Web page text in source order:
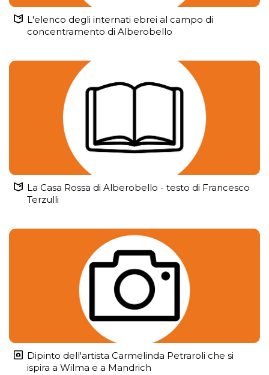
L'elenco degli internati ebrei al campo di
concentramento di Alberobello
La Casa Rossa di Alberobello - testo di Francesco
Terzulli
Dipinto dell'artista Carmelinda Petraroli che si
ispira a Wilma e a Mandrich